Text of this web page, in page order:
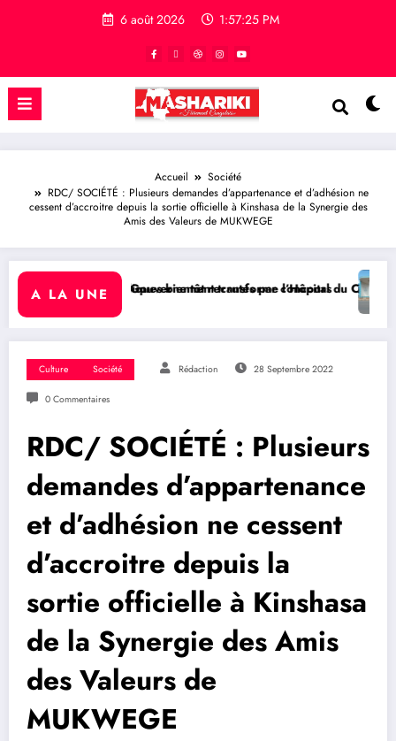
6 août 2026 1:57:26 PM
Accueil
Société
RDC/ SOCIÉTÉ : Plusieurs demandes d’appartenance et d’adhésion ne
cessent d’accroitre depuis la sortie officielle à Kinshasa de la Synergie des
Amis des Valeurs de MUKWEGE
A LA UNE
bientôt recrutés par concours
transforme l’Hôpital du Cinquantenaire en Centre
BUKAVU/ SOCIÉTÉ :
Culture Société Rédaction 28 Septembre 2022
0 Commentaires
RDC/ SOCIÉTÉ : Plusieurs
demandes d’appartenance
et d’adhésion ne cessent
d’accroitre depuis la
sortie officielle à Kinshasa
de la Synergie des Amis
des Valeurs de
MUKWEGE